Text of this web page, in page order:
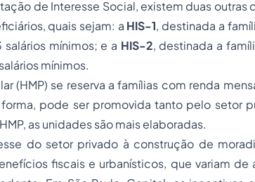
de Interesse Social, existem duas outras
quais sejam: a HIS-1, destinada a
mínimos; e a HIS-2, destinada a
mínimos.
(HMP) se reserva a famílias com renda
pode ser promovida tanto pelo setor
as unidades são mais elaboradas.
do setor privado à construção de
fiscais e urbanísticos, que variam de